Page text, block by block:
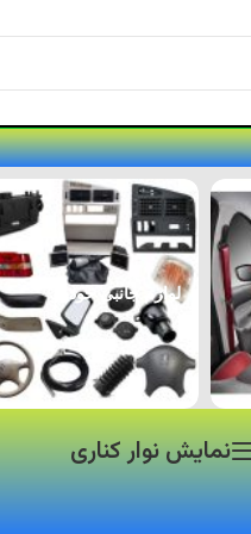
لوازم جانبی خودرو
نمایش نوار کناری